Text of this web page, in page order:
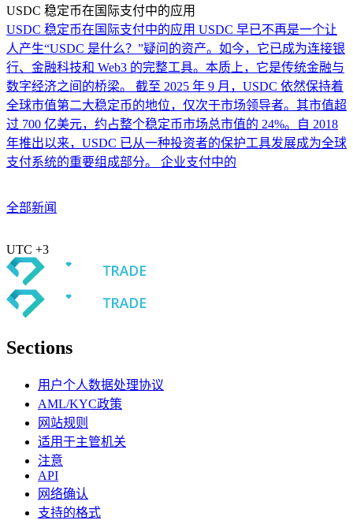
USDC 稳定币在国际支付中的应用
USDC 稳定币在国际支付中的应用 USDC 早已不再是一个让
人产生“USDC 是什么？”疑问的资产。如今，它已成为连接银
行、金融科技和 Web3 的完整工具。本质上，它是传统金融与
数字经济之间的桥梁。 截至 2025 年 9 月，USDC 依然保持着
全球市值第二大稳定币的地位，仅次于市场领导者。其市值超
过 700 亿美元，约占整个稳定币市场总市值的 24%。自 2018
年推出以来，USDC 已从一种投资者的保护工具发展成为全球
支付系统的重要组成部分。 企业支付中的
全部新闻
UTC +3
Sections
用户个人数据处理协议
AML/KYC政策
网站规则
适用于主管机关
注意
API
网络确认
支持的格式